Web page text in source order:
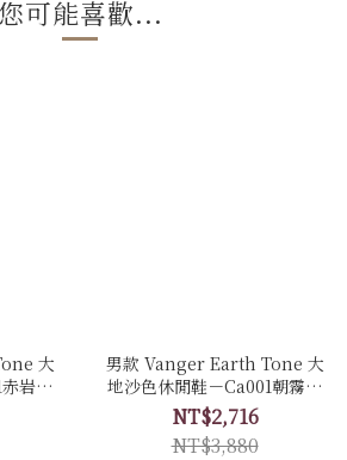
可能喜歡...
大
岩色
男款 Vanger Earth Tone 大
地沙色休閒鞋－Ca001朝霧色
(牛皮)
NT$2,716
NT$3,880